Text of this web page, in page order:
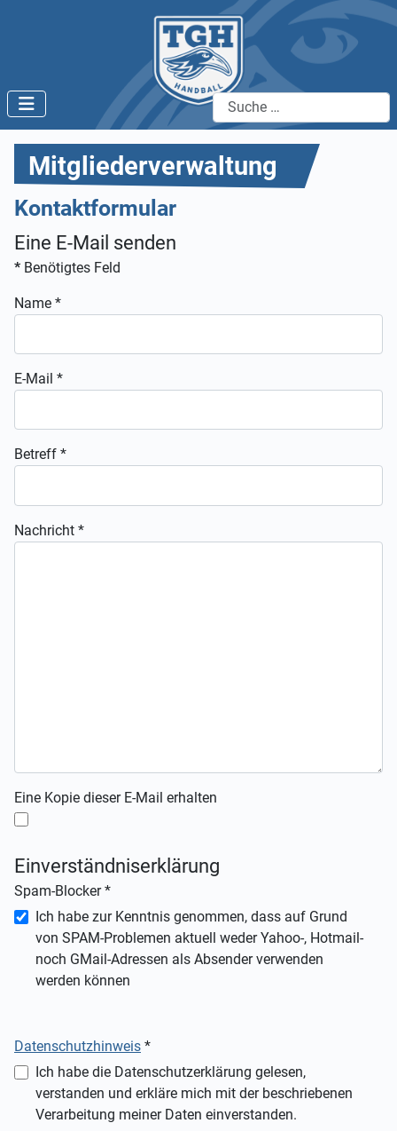
Suchen
Mitgliederverwaltung
Kontaktformular
Eine E-Mail senden
* Benötigtes Feld
Name *
E-Mail *
Betreff *
Nachricht *
Eine Kopie dieser E-Mail erhalten
Einverständniserklärung
Spam-Blocker*
Spam-Blocker
Ich habe zur Kenntnis genommen, dass auf Grund
von SPAM-Problemen aktuell weder Yahoo-, Hotmail-
noch GMail-Adressen als Absender verwenden
werden können
Datenschutzhinweis *
Datenschutzhinweis
Ich habe die Datenschutzerklärung gelesen,
verstanden und erkläre mich mit der beschriebenen
Verarbeitung meiner Daten einverstanden.